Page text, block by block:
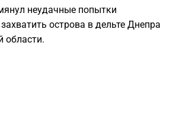
неудачные попытки
острова в дельте Днепра
области.